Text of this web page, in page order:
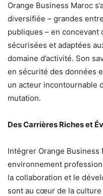
Orange Business Maroc
diversifiée – grandes
publiques – en
sécurisées et adaptées
domaine d’activité. Son
en sécurité des données
un acteur incontournable
mutation.
Des Carrières Riches et
Intégrer Orange Business
environnement
la collaboration et le
sont au cœur de la culture